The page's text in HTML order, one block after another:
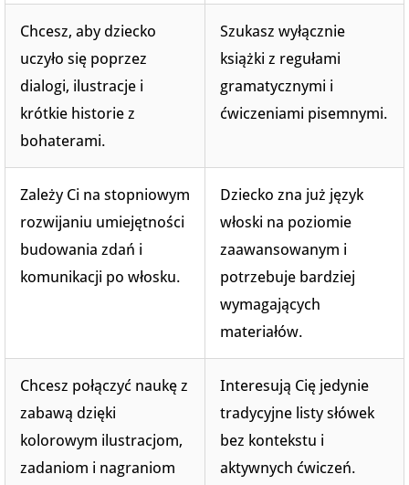
Chcesz, aby dziecko
uczyło się poprzez
dialogi, ilustracje i
krótkie historie z
bohaterami.
Szukasz wyłącznie
książki z regułami
gramatycznymi i
ćwiczeniami pisemnymi.
Zależy Ci na stopniowym
rozwijaniu umiejętności
budowania zdań i
komunikacji po włosku.
Dziecko zna już język
włoski na poziomie
zaawansowanym i
potrzebuje bardziej
wymagających
materiałów.
Chcesz połączyć naukę z
zabawą dzięki
kolorowym ilustracjom,
zadaniom i nagraniom
Interesują Cię jedynie
tradycyjne listy słówek
bez kontekstu i
aktywnych ćwiczeń.